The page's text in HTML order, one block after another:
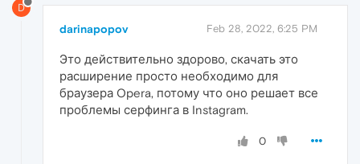
D
darinapopov Feb 28, 2022, 6:25 PM
Это действительно здорово, скачать это
расширение просто необходимо для
браузера Opera, потому что оно решает все
проблемы серфинга в Instagram.
0